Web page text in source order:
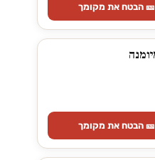
🎫 הבטח את מקומך
🎫 הבטח את מקומך